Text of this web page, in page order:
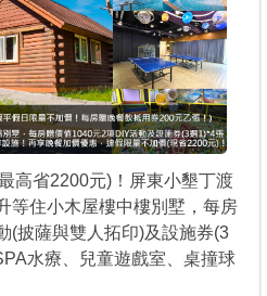
高省2200元)！屏東小墾丁渡
等住小木屋樓中樓別墅，每房
(披薩與雙人拓印)及設施券(3
水療、兒童遊戲室、桌撞球